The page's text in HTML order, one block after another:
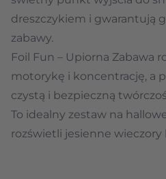
dreszczykiem i gwarantują
zabawy.
Foil Fun – Upiorna Zabawa
motorykę i koncentrację, a
czystą i bezpieczną
To idealny zestaw na
rozświetli jesienne